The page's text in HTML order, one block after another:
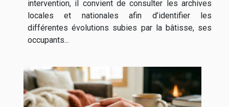
intervention, il convient de consulter les archives
locales et nationales afin d’identifier les
différentes évolutions subies par la bâtisse, ses
occupants...